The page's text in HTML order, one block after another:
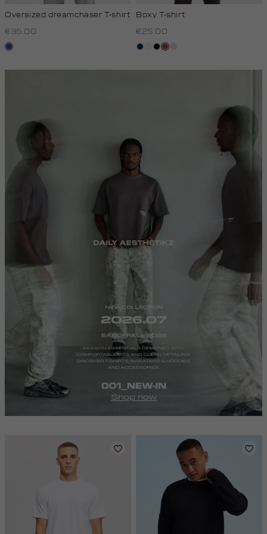
Oversized dreamchaser T-shirt
€35.00
kobaltblauw
Boxy T-shirt
€25.00
donkerblauw
wit,
white
zwart
bruin